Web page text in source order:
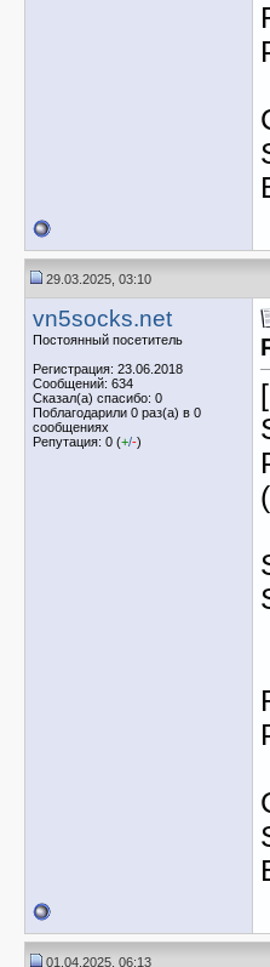
29.03.2025, 03:10
vn5socks.net
Постоянный посетитель
Регистрация: 23.06.2018
Сообщений: 634
Сказал(а) спасибо: 0
Поблагодарили 0 раз(а) в 0
сообщениях
Репутация: 0 (+/-)
01.04.2025, 06:13